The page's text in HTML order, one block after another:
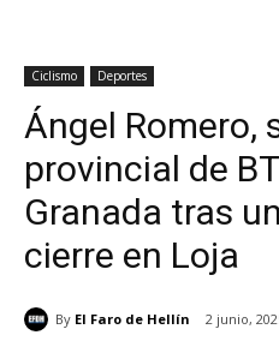
Ciclismo Deportes
Ángel Romero,
provincial de
Granada tras
cierre en Loja
By El Faro de Hellín 2 junio,